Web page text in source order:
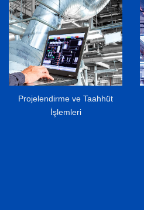
Havalandırma